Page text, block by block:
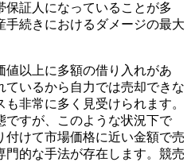
保証人になっていることが多
手続きにおけるダメージの最大
値以上に多額の借り入れがあ
ているから自力では売却できな
非常に多く見受けられます。
ですが、このような状況下で
付けて市場価格に近い金額で売
的な手法が存在します。競売